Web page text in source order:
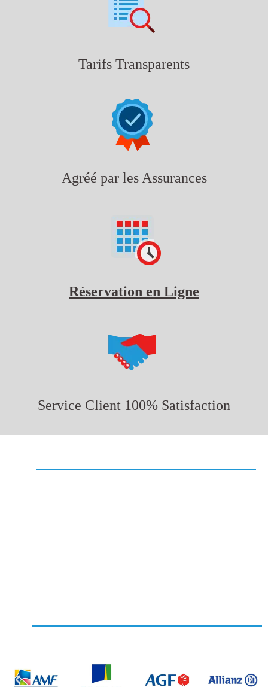
Tarifs Transparents
Agréé par les Assurances
Réservation en Ligne
Service Client 100% Satisfaction